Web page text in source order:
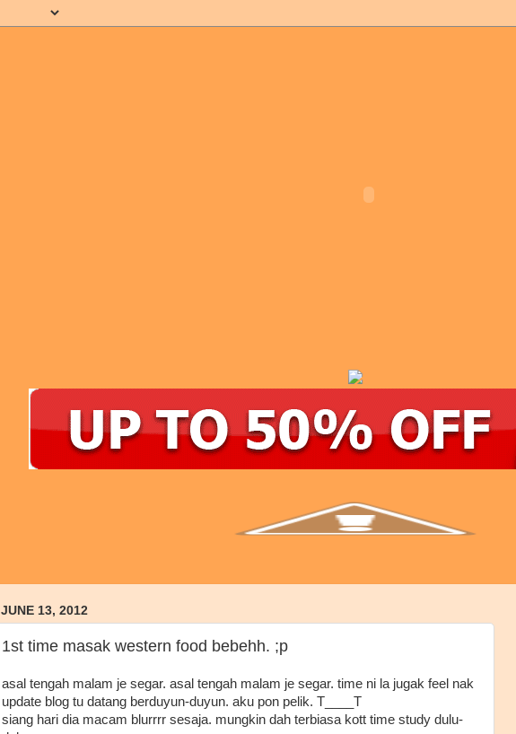
JUNE 13, 2012
1st time masak western food bebehh. ;p
asal tengah malam je segar. asal tengah malam je segar. time ni la jugak feel nak
update blog tu datang berduyun-duyun. aku pon pelik. T____T
siang hari dia macam blurrrr sesaja. mungkin dah terbiasa kott time study dulu-